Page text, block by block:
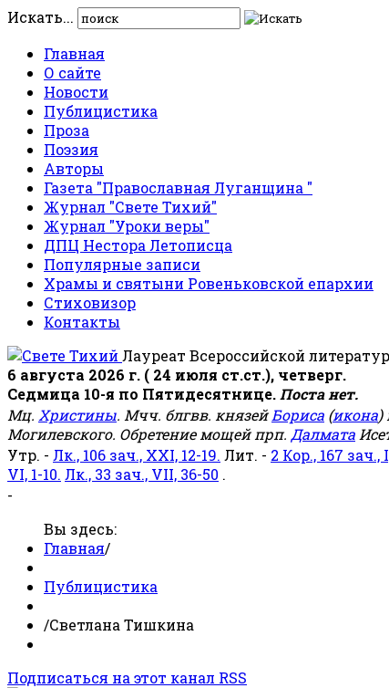
Искать...
Главная
О сайте
Новости
Публицистика
Проза
Поэзия
Авторы
Газета "Православная Луганщина "
Журнал "Свете Тихий"
Журнал "Уроки веры"
ДПЦ Нестора Летописца
Популярные записи
Храмы и святыни Ровеньковской епархии
Стиховизор
Контакты
Лауреат Всероссийской
6 августа 2026 г. ( 24 июля ст.ст.), четверг.
Седмица 10-я по Пятидесятнице. Поста нет.
Мц. Христины. Мчч. блгвв. князейБориса (икона)
Могилевского. Обретение мощей прп. Далмата
Утр. - Лк., 106 зач., XXI, 12-19. Лит. - 2 Кор., 167 зач.,
VI, 1-10. Лк., 33 зач., VII, 36-50 .
-
Вы здесь:
Главная/
Публицистика
/Светлана Тишкина
Подписаться на этот канал RSS